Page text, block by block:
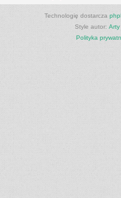
Technologię dostarcza
Style autor: Arty
Polityka